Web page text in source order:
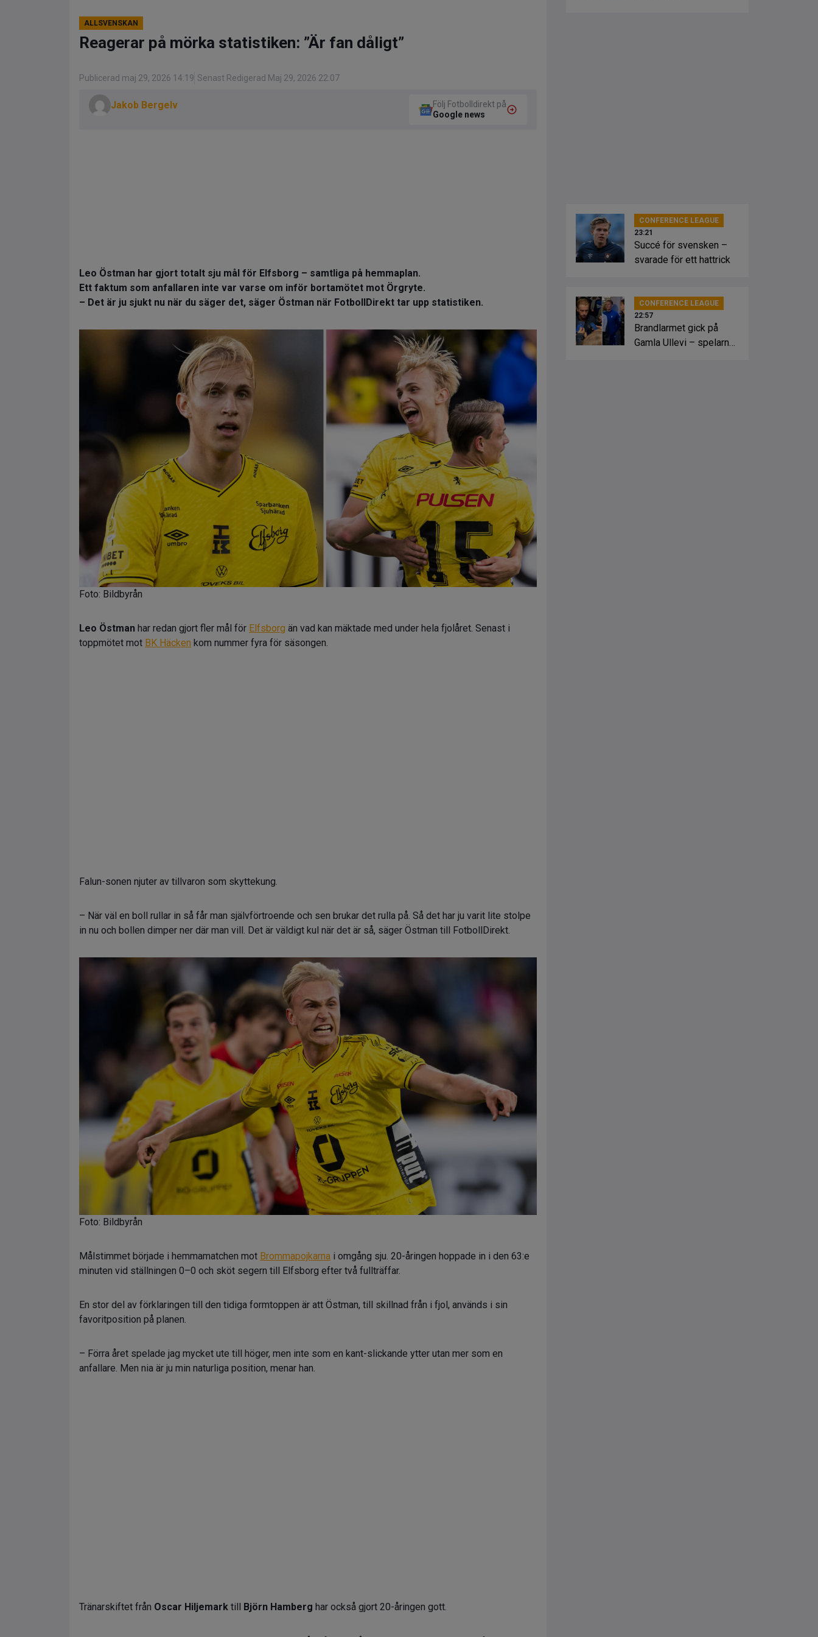
ALLSVENSKAN
Reagerar på mörka statistiken: ”Är fan dåligt”
Publicerad maj 29, 2026 14:19 Senast Redigerad Maj 29, 2026 22:07
Jakob Bergelv
Följ Fotbolldirekt på
Google news
Leo Östman har gjort totalt sju mål för Elfsborg – samtliga på hemmaplan.
Ett faktum som anfallaren inte var varse om inför bortamötet mot Örgryte.
– Det är ju sjukt nu när du säger det, säger Östman när FotbollDirekt tar upp statistiken.
Foto: Bildbyrån
Leo Östman har redan gjort fler mål för Elfsborg än vad kan mäktade med under hela fjolåret. Senast i
toppmötet mot BK Häcken kom nummer fyra för säsongen.
Falun-sonen njuter av tillvaron som skyttekung.
– När väl en boll rullar in så får man självförtroende och sen brukar det rulla på. Så det har ju varit lite stolpe
in nu och bollen dimper ner där man vill. Det är väldigt kul när det är så, säger Östman till FotbollDirekt.
Foto: Bildbyrån
Målstimmet började i hemmamatchen mot Brommapojkarna i omgång sju. 20-åringen hoppade in i den 63:e
minuten vid ställningen 0–0 och sköt segern till Elfsborg efter två fullträffar.
En stor del av förklaringen till den tidiga formtoppen är att Östman, till skillnad från i fjol, används i sin
favoritposition på planen.
– Förra året spelade jag mycket ute till höger, men inte som en kant-slickande ytter utan mer som en
anfallare. Men nia är ju min naturliga position, menar han.
Tränarskiftet från Oscar Hiljemark till Björn Hamberg har också gjort 20-åringen gott.
CONFERENCE LEAGUE
23:21
Succé för svensken –
svarade för ett hattrick
CONFERENCE LEAGUE
22:57
Brandlarmet gick på
Gamla Ullevi – spelarna